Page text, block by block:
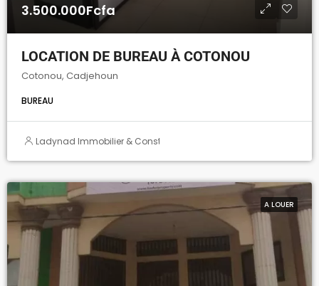
3.500.000Fcfa
LOCATION DE BUREAU À COTONOU
Cotonou, Cadjehoun
BUREAU
Ladynad Immobilier & Construction
A LOUER